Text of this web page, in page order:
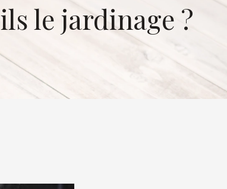
le jardinage ?